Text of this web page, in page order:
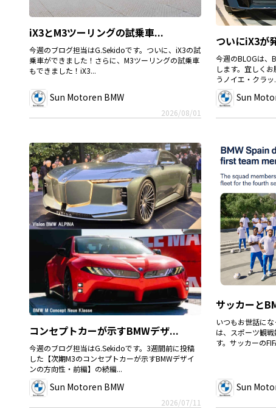
iX3とM3ツーリングの試乗車...
今週のブログ担当はG.Sekidoです。ついに、iX3の試
乗車ができました！さらに、M3ツーリングの試乗車
もできました！iX3...
Sun Motoren BMW
2026/08/01
ついにiX3が
今週のBLOGは、
します。宜しく
うノイエ・クラッ
Sun
コンセプトカーが示すBMWデザ...
今週のブログ担当はG.Sekidoです。3週間前に投稿
した【次期M3のコンセプトカーが示すBMWデザイ
ンの方向性・前編】の続編...
Sun Motoren BMW
2026/07/11
サッカーと
いつもお世話に
は、スポーツ観
す。サッカーの
Sun